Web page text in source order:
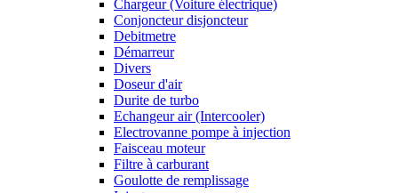
Chargeur (Voiture électrique)
Conjoncteur disjoncteur
Debitmetre
Démarreur
Divers
Doseur d'air
Durite de turbo
Echangeur air (Intercooler)
Electrovanne pompe à injection
Faisceau moteur
Filtre à carburant
Goulotte de remplissage